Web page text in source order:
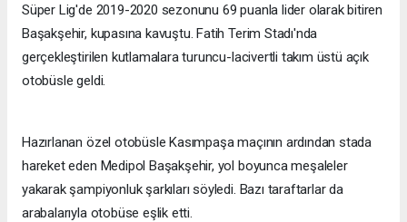
Süper Lig'de 2019-2020 sezonunu 69 puanla lider olarak bitiren
Başakşehir, kupasına kavuştu. Fatih Terim Stadı'nda
gerçekleştirilen kutlamalara turuncu-lacivertli takım üstü açık
otobüsle geldi.
Hazırlanan özel otobüsle Kasımpaşa maçının ardından stada
hareket eden Medipol Başakşehir, yol boyunca meşaleler
yakarak şampiyonluk şarkıları söyledi. Bazı taraftarlar da
arabalarıyla otobüse eşlik etti.